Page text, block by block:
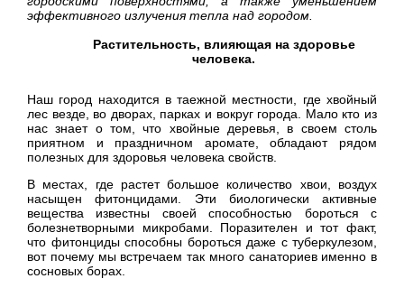
эффективного излучения тепла над городом.
Растительность, влияющая на здоровье
человека.
Наш город находится в таежной местности, где хвойный
лес везде, во дворах, парках и вокруг города. Мало кто из
нас знает о том, что хвойные деревья, в своем столь
приятном и праздничном аромате, обладают рядом
полезных для здоровья человека свойств.
В местах, где растет большое количество хвои, воздух
насыщен фитонцидами. Эти биологически активные
вещества известны своей способностью бороться с
болезнетворными микробами. Поразителен и тот факт,
что фитонциды способны бороться даже с туберкулезом,
вот почему мы встречаем так много санаториев именно в
сосновых борах.